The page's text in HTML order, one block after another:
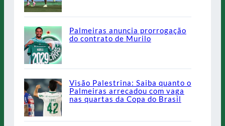
Palmeiras anuncia prorrogação
do contrato de Murilo
Visão Palestrina: Saiba quanto o
Palmeiras arrecadou com vaga
nas quartas da Copa do Brasil